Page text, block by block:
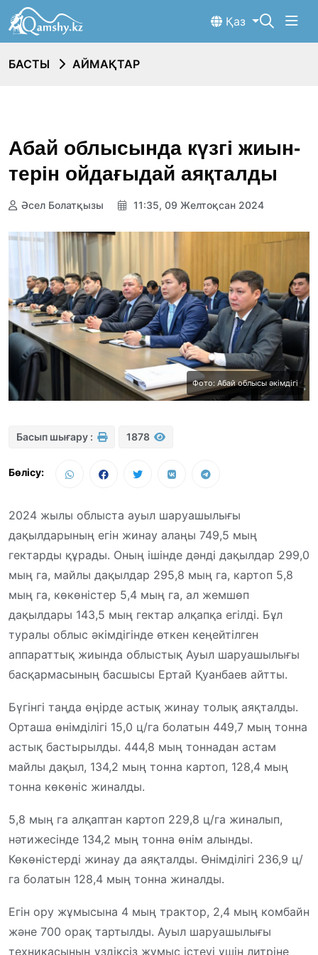
Қаз
БАСТЫ АЙМАҚТАР
Абай облысында күзгі жиын-
терін ойдағыдай аяқталды
Әсел Болатқызы 11:35, 09 Желтоқсан 2024
Фото: Абай облысы әкімдігі
Басып шығару : 1878
Бөлісу:
2024 жылы облыста ауыл шаруашылығы
дақылдарының егін жинау алаңы 749,5 мың
гектарды құрады. Оның ішінде дәнді дақылдар 299,0
мың га, майлы дақылдар 295,8 мың га, картоп 5,8
мың га, көкөністер 5,4 мың га, ал жемшөп
дақылдары 143,5 мың гектар алқапқа егілді. Бұл
туралы облыс әкімдігінде өткен кеңейтілген
аппараттық жиында облыстық Ауыл шаруашылығы
басқармасының басшысы Ертай Қуанбаев айтты.
Бүгінгі таңда өңірде астық жинау толық аяқталды.
Орташа өнімділігі 15,0 ц/га болатын 449,7 мың тонна
астық бастырылды. 444,8 мың тоннадан астам
майлы дақыл, 134,2 мың тонна картоп, 128,4 мың
тонна көкөніс жиналды.
5,8 мың га алқаптан картоп 229,8 ц/га жиналып,
нәтижесінде 134,2 мың тонна өнім алынды.
Көкөністерді жинау да аяқталды. Өнімділігі 236,9 ц/
га болатын 128,4 мың тонна жиналды.
Егін ору жұмысына 4 мың трактор, 2,4 мың комбайн
және 700 орақ тартылды. Ауыл шаруашылығы
техникасының үздіксіз жұмыс істеуі үшін литріне